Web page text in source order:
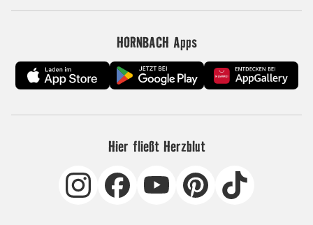
HORNBACH Apps
Hier fließt Herzblut